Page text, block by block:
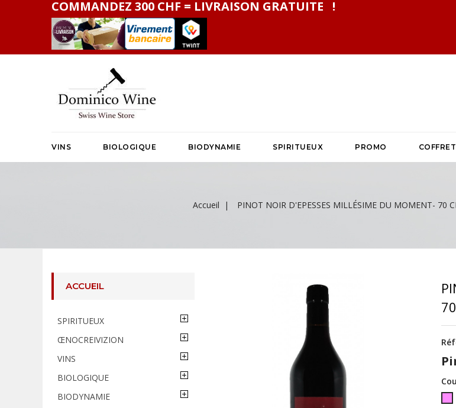
COMMANDEZ 300 CHF = LIVRAISON GRATUITE !
VINS BIOLOGIQUE BIODYNAMIE SPIRITUEUX PROMO
Accueil PINOT NOIR D'EPESSES MILLÉSIME DU MOMENT- 70
ACCUEIL
SPIRITUEUX
ŒNOCREIVIZION
VINS
BIOLOGIQUE
BIODYNAMIE